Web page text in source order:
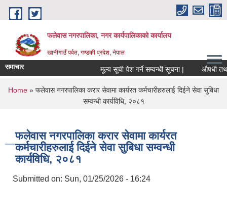
Skip to main content
फलेवास नगरपालिका, नगर कार्यपालिकाको कार्यालय
खानीगाउँ पर्वत, गण्डकी प्रदेश, नेपाल
समाचार मूल्य सूची पेश गर्ने सम्वन्धी सूचना | औषधी तथा
You are here
Home » फलेवास नगरपालिका करार सेवामा कार्यरत कर्मचारीहरुलाई दिईने सेवा सुबिधा
सम्वन्धी कार्यविधि, २०८१
फलेवास नगरपालिका करार सेवामा कार्यरत
कर्मचारीहरुलाई दिईने सेवा सुबिधा सम्वन्धी
कार्यविधि, २०८१
Submitted on: Sun, 01/25/2026 - 16:24